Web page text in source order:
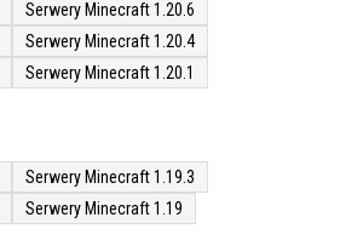
Serwery Minecraft 1.20.6
Serwery Minecraft 1.20.4
Serwery Minecraft 1.20.1
Serwery Minecraft 1.19.3
Serwery Minecraft 1.19